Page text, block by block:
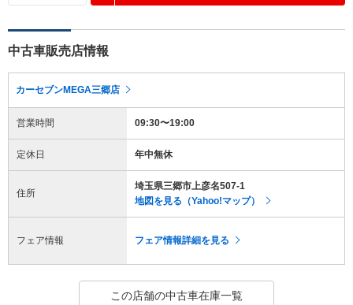
中古車販売店情報
カーセブンMEGA三郷店
営業時間 09:30〜19:00
定休日 年中無休
住所
埼玉県三郷市上彦名507-1
地図を見る（Yahoo!マップ）
フェア情報 フェア情報詳細を見る
この店舗の中古車在庫一覧